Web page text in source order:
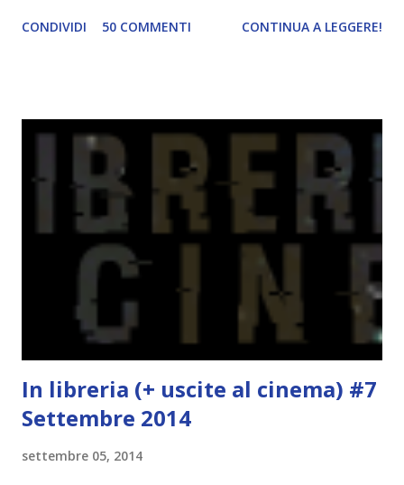
Green sono state delle letture molto piacevoli ma non
potete capire le mie aspettative! Innanzitutto, se la Gier o
probabilmente lo avrei apprezzato molto di più. Red è
molto introduttivo, nel senso che in trecento pagine non
succede un bel niente. E non ha nemmeno un finale ._.
finisce esattamente nel bel mezzo della storia (anzi, quale
"mezzo" della storia? Questa storia ha praticamente solo
CONDIVIDI 50 COMMENTI CONTINUA A LEGGERE!
In libreria (+ uscite al cinema) #7
Settembre 2014
settembre 05, 2014